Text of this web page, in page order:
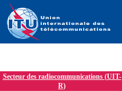
Secteur des radiocommunications (UIT-
R)